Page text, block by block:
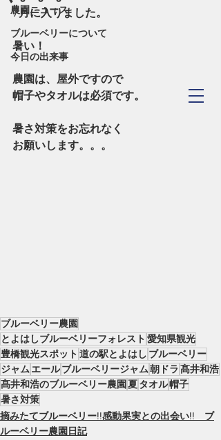
TOYOHASHI
農園ニュース
ブルーベリーについて
今日の出来事
7月に入りました。
暑い！
農園は、屋外ですので
帽子やタオルは必須です。
暑さ対策をお忘れなく
お願いします。。。
ブルーベリー農園
とよはしブルーベリーフォレスト 愛知県観光
豊橋観光スポット 道の駅とよはし ブルーベリー
ジャム エールブルーベリージャム朝ドラ 髙井和浩
髙井和浩のブルーベリー農園 夏タオル帽子
暑さ対策
摘みたてブルーベリー!!感動果実との出会い!! ブ
ルーベリー農園日記